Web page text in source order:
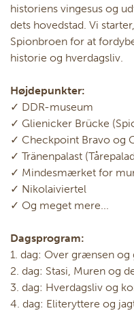
historiens vingesus og
dets hovedstad. Vi
Spionbroen for at
historie og hverdagsliv.
Højdepunkter:
✓ DDR-museum
✓ Glienicker Brücke
✓ Checkpoint Bravo og
✓ Tränenpalast
✓ Mindesmærket for
✓ Nikolaiviertel
✓ Og meget mere...
Dagsprogram:
1. dag: Over grænsen
2. dag: Stasi, Muren og
3. dag: Hverdagsliv og
4. dag: Eliteryttere og